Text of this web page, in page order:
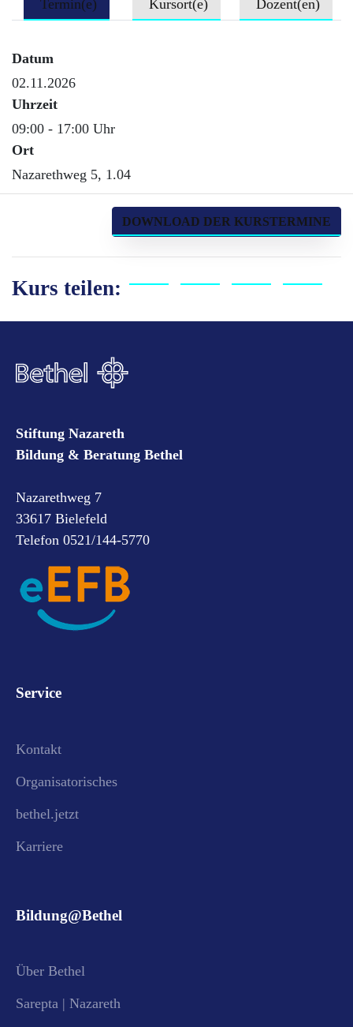
Termin(e) Kursort(e) Dozent(en)
Datum
02.11.2026
Uhrzeit
09:00 - 17:00 Uhr
Ort
Nazarethweg 5, 1.04
DOWNLOAD DER KURSTERMINE
Kurs teilen:
Stiftung Nazareth
Bildung & Beratung Bethel
Nazarethweg 7
33617 Bielefeld
Telefon 0521/144-5770
Service
Kontakt
Organisatorisches
bethel.jetzt
Karriere
Bildung@Bethel
Über Bethel
Sarepta | Nazareth